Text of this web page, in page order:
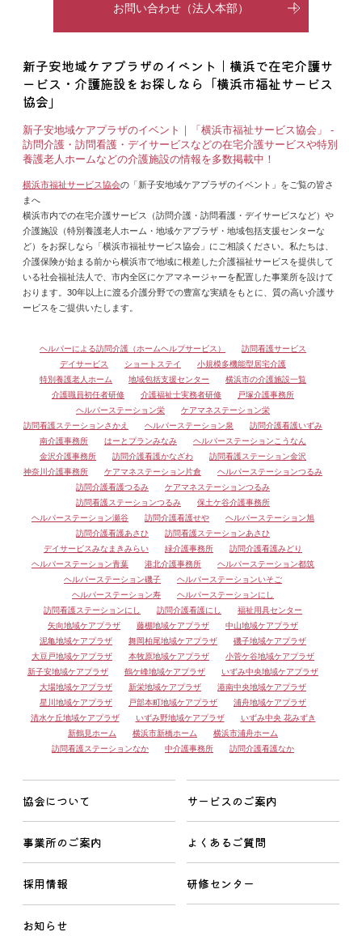
お問い合わせ（法人本部）
新子安地域ケアプラザのイベント｜横浜で在宅介護サ
ービス・介護施設をお探しなら「横浜市福祉サービス
協会」
新子安地域ケアプラザのイベント｜「横浜市福祉サービス協会」 -
訪問介護・訪問看護・デイサービスなどの在宅介護サービスや特別
養護老人ホームなどの介護施設の情報を多数掲載中！
横浜市福祉サービス協会の「新子安地域ケアプラザのイベント」をご覧の皆さ
まへ
横浜市内での在宅介護サービス（訪問介護・訪問看護・デイサービスなど）や
介護施設（特別養護老人ホーム・地域ケアプラザ・地域包括支援センターな
ど）をお探しなら「横浜市福祉サービス協会」にご相談ください。私たちは、
介護保険が始まる前から横浜市で地域に根差した介護福祉サービスを提供して
いる社会福祉法人で、市内全区にケアマネージャーを配置した事業所を設けて
おります。30年以上に渡る介護分野での豊富な実績をもとに、質の高い介護サ
ービスをご提供いたします。
ヘルパーによる訪問介護（ホームヘルプサービス）
訪問看護サービス
デイサービス
ショートステイ
小規模多機能型居宅介護
特別養護老人ホーム
地域包括支援センター
横浜市の介護施設一覧
介護職員初任者研修
介護福祉士実務者研修
戸塚介護事務所
ヘルパーステーション栄
ケアマネステーション栄
訪問看護ステーションさかえ
ヘルパーステーション泉
訪問介護看護いずみ
南介護事務所
はーとプランみなみ
ヘルパーステーションこうなん
金沢介護事務所
訪問介護看護かなざわ
訪問看護ステーション金沢
神奈川介護事務所
ケアマネステーション片倉
ヘルパーステーションつるみ
訪問介護看護つるみ
ケアマネステーションつるみ
訪問看護ステーションつるみ
保土ケ谷介護事務所
ヘルパーステーション瀬谷
訪問介護看護せや
ヘルパーステーション旭
訪問介護看護あさひ
訪問看護ステーションあさひ
デイサービスみなまきみらい
緑介護事務所
訪問介護看護みどり
ヘルパーステーション青葉
港北介護事務所
ヘルパーステーション都筑
ヘルパーステーション磯子
ヘルパーステーションいそご
ヘルパーステーション寿
ヘルパーステーションにし
訪問看護ステーションにし
訪問介護看護にし
福祉用具センター
矢向地域ケアプラザ
藤棚地域ケアプラザ
中山地域ケアプラザ
泥亀地域ケアプラザ
舞岡柏尾地域ケアプラザ
磯子地域ケアプラザ
大豆戸地域ケアプラザ
本牧原地域ケアプラザ
小菅ケ谷地域ケアプラザ
新子安地域ケアプラザ
鶴ケ峰地域ケアプラザ
いずみ中央地域ケアプラザ
大場地域ケアプラザ
新栄地域ケアプラザ
港南中央地域ケアプラザ
星川地域ケアプラザ
戸部本町地域ケアプラザ
浦舟地域ケアプラザ
清水ケ丘地域ケアプラザ
いずみ野地域ケアプラザ
いずみ中央 花みずき
新鶴見ホーム
横浜市新橋ホーム
横浜市浦舟ホーム
訪問看護ステーションなか
中介護事務所 訪問介護看護なか
協会について サービスのご案内
事業所のご案内 よくあるご質問
採用情報 研修センター
お知らせ